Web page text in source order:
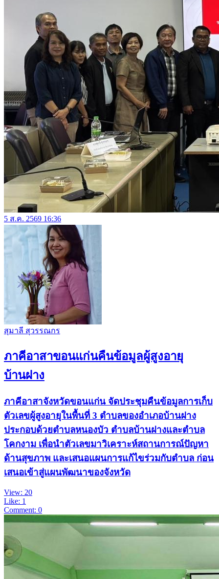
5 ส.ค. 2569 16:36
สุมาลี สุวรรณกร
ภาคีอาสาขอนแก่นคืนข้อมูลผู้สูงอายุ
บ้านฝาง
ภาคีอาสาจังหวัดขอนแก่น จัดประชุมคืนข้อมูลการเก็บ
ตัวเลขผู้สูงอายุในพื้นที่ 3 ตำบลของอำเภอบ้านฝาง
ประกอบด้วยตำบลหนองบัว ตำบลบ้านฝางและตำบล
โคกงาม เพื่อนำตัวเลขมาวิเคราะห์สถานการณ์ปัญหา
ด้านสุขภาพ และเสนอแผนการแก้ไขร่วมกับตำบล ก่อน
เสนอเข้าสู่แผนพัฒนาของจังหวัด
View: 20
Like: 1
Comment: 0